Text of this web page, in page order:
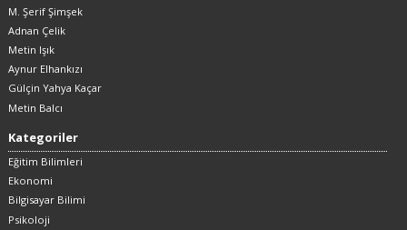
M. Şerif Şimşek
Adnan Çelik
Metin Işık
Aynur Elhankızı
Gülçin Yahya Kaçar
Metin Balcı
Kategoriler
Eğitim Bilimleri
Ekonomi
Bilgisayar Bilimi
Psikoloji